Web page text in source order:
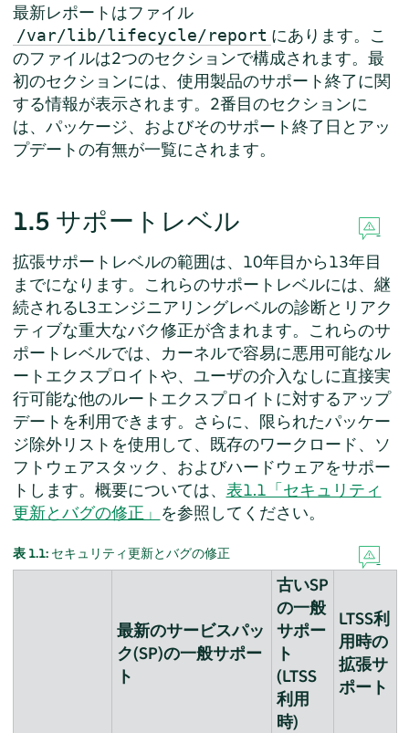
最新レポートはファイル
/var/lib/lifecycle/report にあります。こ
のファイルは2つのセクションで構成されます。最
初のセクションには、使用製品のサポート終了に関
する情報が表示されます。2番目のセクションに
は、パッケージ、およびそのサポート終了日とアッ
プデートの有無が一覧にされます。
1.5 サポートレベル
拡張サポートレベルの範囲は、10年目から13年目
までになります。これらのサポートレベルには、継
続されるL3エンジニアリングレベルの診断とリアク
ティブな重大なバク修正が含まれます。これらのサ
ポートレベルでは、カーネルで容易に悪用可能なル
ートエクスプロイトや、ユーザの介入なしに直接実
行可能な他のルートエクスプロイトに対するアップ
デートを利用できます。さらに、限られたパッケー
ジ除外リストを使用して、既存のワークロード、ソ
フトウェアスタック、およびハードウェアをサポー
トします。概要については、 表1.1「セキュリティ
更新とバグの修正」 を参照してください。
表 1.1: セキュリティ更新とバグの修正
最新のサービスパッ
ク(SP)の一般サポー
ト
古いSP
の一般
サポー
ト
(LTSS
利用
時)
LTSS利
用時の
拡張サ
ポート